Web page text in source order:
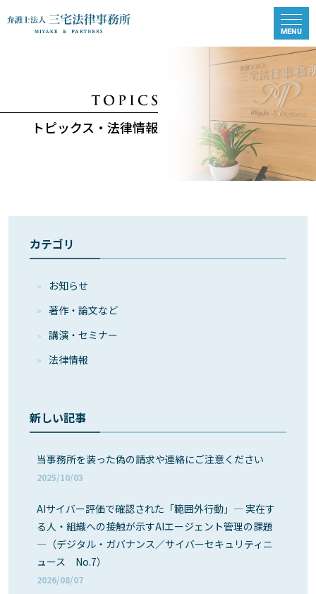
トピックス・法律情報
カテゴリ
お知らせ
著作・論⽂など
講演・セミナー
法律情報
新しい記事
当事務所を装った偽の請求や連絡にご注意ください
2025/10/03
AIサイバー評価で確認された「範囲外行動」― 実在す
る人・組織への接触が示すAIエージェント管理の課題
―（デジタル・ガバナンス／サイバーセキュリティニ
ュース No.7）
2026/08/07